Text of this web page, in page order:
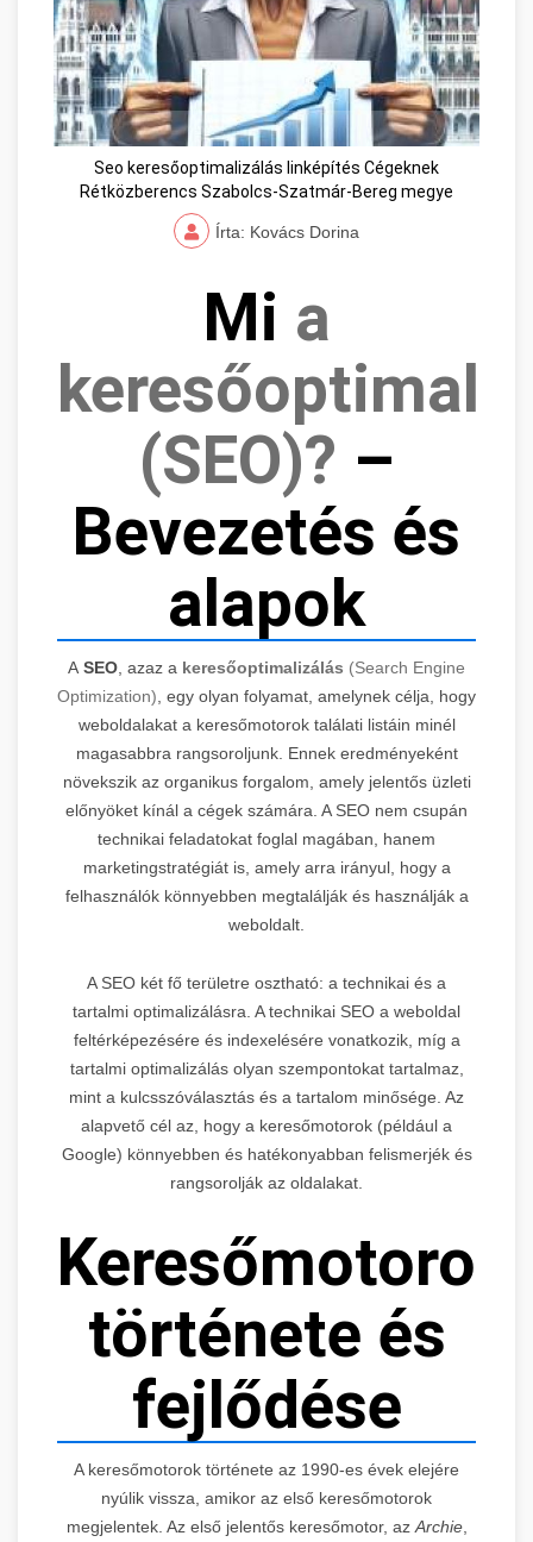
Seo keresőoptimalizálás linképítés Cégeknek
Rétközberencs Szabolcs-Szatmár-Bereg megye
Írta: Kovács Dorina
Mi a
(SEO)? –
Bevezetés és
alapok
A SEO, azaz a keresőoptimalizálás (Search Engine
Optimization), egy olyan folyamat, amelynek célja, hogy
weboldalakat a keresőmotorok találati listáin minél
magasabbra rangsoroljunk. Ennek eredményeként
növekszik az organikus forgalom, amely jelentős üzleti
előnyöket kínál a cégek számára. A SEO nem csupán
technikai feladatokat foglal magában, hanem
marketingstratégiát is, amely arra irányul, hogy a
felhasználók könnyebben megtalálják és használják a
weboldalt.
A SEO két fő területre osztható: a technikai és a
tartalmi optimalizálásra. A technikai SEO a weboldal
feltérképezésére és indexelésére vonatkozik, míg a
tartalmi optimalizálás olyan szempontokat tartalmaz,
mint a kulcsszóválasztás és a tartalom minősége. Az
alapvető cél az, hogy a keresőmotorok (például a
Google) könnyebben és hatékonyabban felismerjék és
rangsorolják az oldalakat.
Keresőmotorok
története és
fejlődése
A keresőmotorok története az 1990-es évek elejére
nyúlik vissza, amikor az első keresőmotorok
megjelentek. Az első jelentős keresőmotor, azArchie,